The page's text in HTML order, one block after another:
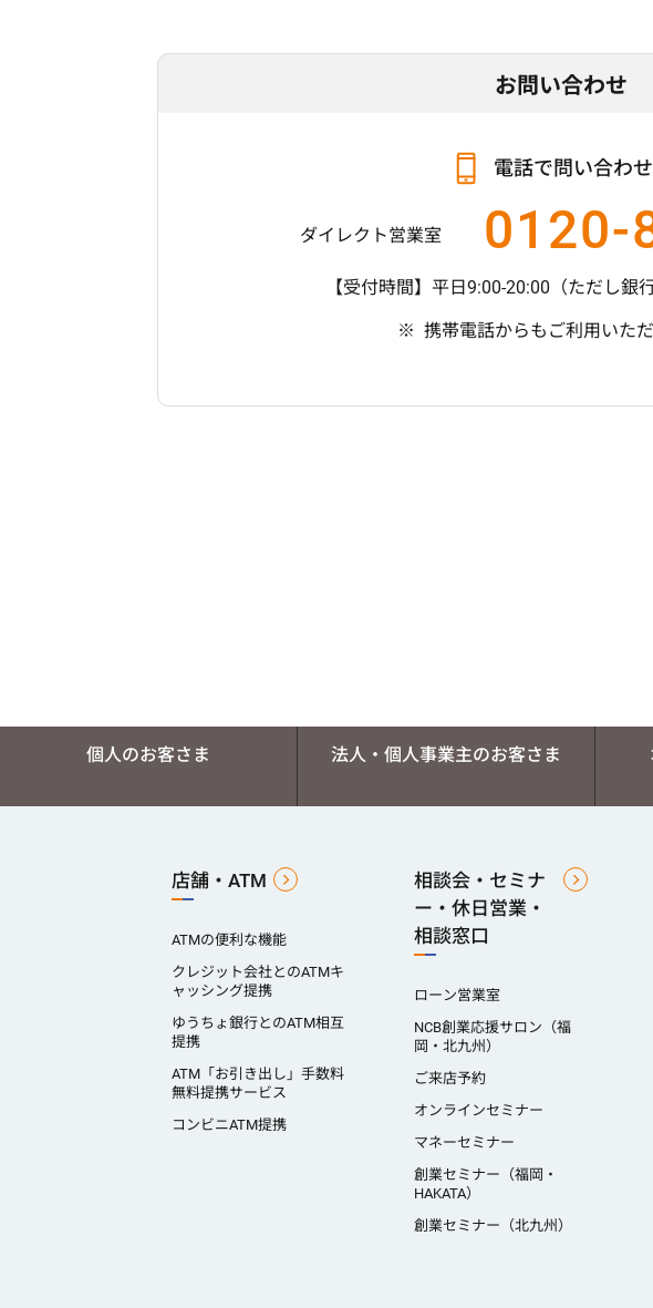
お問い合わせ
電話で問い合わ
ダイレクト営業室 0120-
【受付時間】平日9:00-20:00 （ただし銀
携帯電話からも ご利用いた
個人のお客さま 法人・個人事業主のお客さま
店舗・ATM
ATMの便利な機能
クレジット会社とのATMキ
ャッシング提携
ゆうちょ銀行とのATM相互
提携
ATM「お引き出し」手数料
無料提携サービス
コンビニATM提携
相談会・セミナ
ー・休日営業・
相談窓口
ローン営業室
NCB創業応援サロン（福
岡・北九州）
ご来店予約
オンラインセミナー
マネーセミナー
創業セミナー（福岡・
HAKATA）
創業セミナー（北九州）